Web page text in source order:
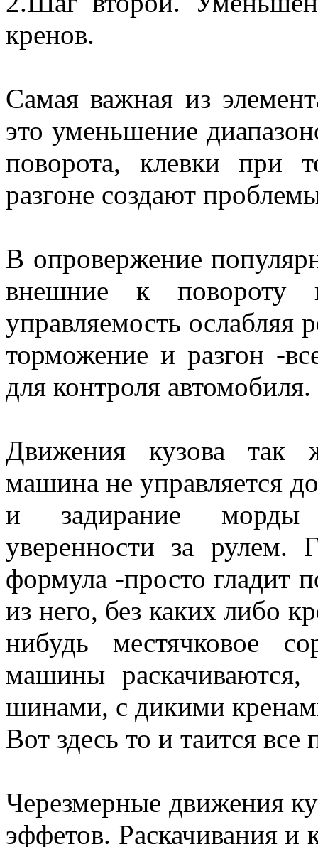
кренов.
Самая важная из
это уменьшение
поворота, клевки при
разгоне создают
В опровержение
внешние к повороту
управляемость ослабляя
торможение и разгон -
для контроля автомобиля.
Движения кузова
машина не управляется
и задирание морды -
уверенности за рулем.
формула -просто гладит
из него, без каких либо
нибудь местячковое
машины раскачиваются,
шинами, с дикими
Вот здесь то и таится все
Черезмерные движения
эффетов. Раскачивания и